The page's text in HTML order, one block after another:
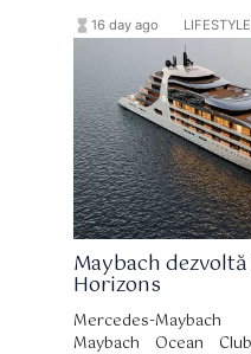
celebrul oraș italian.
primii oaspeți pe 15
una dintre
amplului proces
hotelului,
Peter Marino.
hourglass_full 16 day ago
Maybach
Horizons
Mercedes-
Maybach Ocean